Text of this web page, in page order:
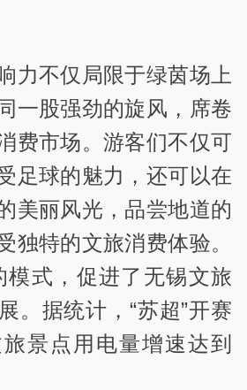
力不仅局限于绿茵场上
一股强劲的旋风，席卷
费市场。游客们不仅可
足球的魅力，还可以在
美丽风光，品尝地道的
独特的文旅消费体验。
模式，促进了无锡文旅
。据统计，“苏超”开赛
景点用电量增速达到